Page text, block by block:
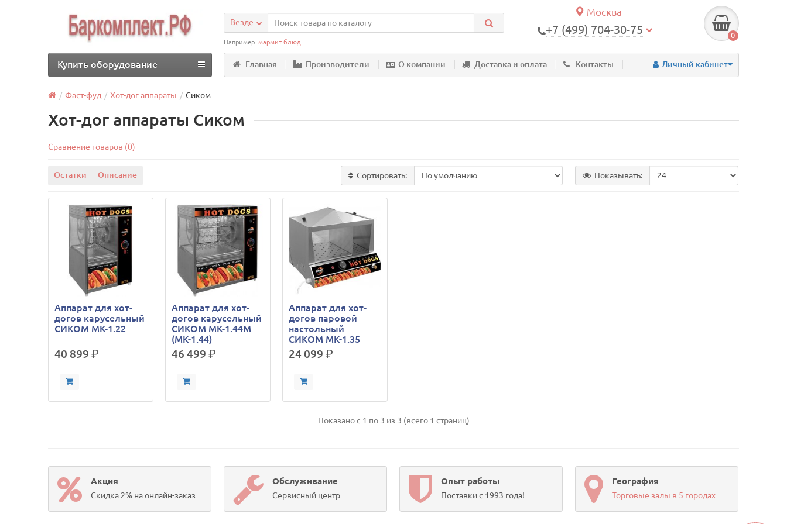
Москва
+7 (499) 704-30-75 0
Везде
Например:мармит блюд
Главная Производители О компании Доставка и оплата Контакты Личный кабинет
Купить оборудование
Фаст-фуд Хот-дог аппараты Сиком
Хот-дог аппараты Сиком
Сравнение товаров (0)
Остатки Описание Сортировать: Показывать:
Аппарат для хот-
догов карусельный
СИКОМ МК-1.22
40 899р.
Аппарат для хот-
догов карусельный
СИКОМ МК-1.44М
(МК-1.44)
46 499р.
Аппарат для хот-
догов паровой
настольный
СИКОМ МК-1.35
24 099р.
Показано с 1 по 3 из 3 (всего 1 страниц)
Акция
Скидка 2% на онлайн-заказ
Обслуживание
Сервисный центр
Опыт работы
Поставки с 1993 года!
География
Торговые залы в 5 городах